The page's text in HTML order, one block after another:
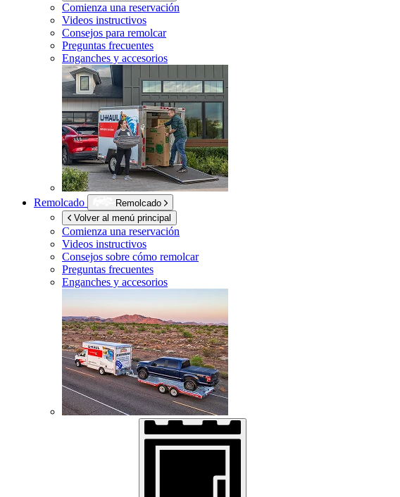
Comienza una reservación
Videos instructivos
Consejos para remolcar
Preguntas frecuentes
Enganches y accesorios
Remolcado
Remolcado
Volver al menú principal
Comienza una reservación
Videos instructivos
Consejos sobre cómo remolcar
Preguntas frecuentes
Enganches y accesorios